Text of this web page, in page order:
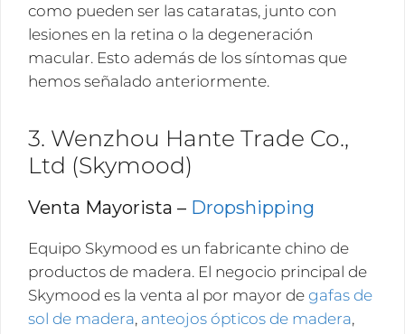
como pueden ser las cataratas, junto con
lesiones en la retina o la degeneración
macular. Esto además de los síntomas que
hemos señalado anteriormente.
3. Wenzhou Hante Trade Co.,
Ltd (Skymood)
Venta Mayorista – Dropshipping
Equipo Skymood es un fabricante chino de
productos de madera. El negocio principal de
Skymood es la venta al por mayor de gafas de
sol de madera, anteojos ópticos de madera,
El propósito de esta página es explicar en detalle los
términos de uso del sitio español de Wenzhou Hante
Trade Co., Ltd. para evitar malentendidos. Antes de
visitar nuestro sitio web y usar las funciones del sitio